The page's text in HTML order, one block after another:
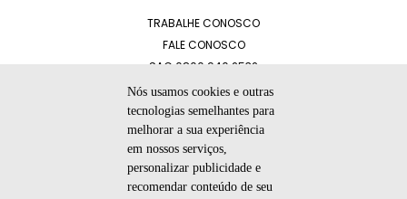
TRABALHE CONOSCO
FALE CONOSCO
SAC 0800 940 2532
CATÁLOGOS
POLÍTICA DE PRIVACIDADE
CÓDIGO DE ÉTICA
Nós usamos cookies e outras
tecnologias semelhantes para
melhorar a sua experiência
em nossos serviços,
personalizar publicidade e
recomendar conteúdo de seu